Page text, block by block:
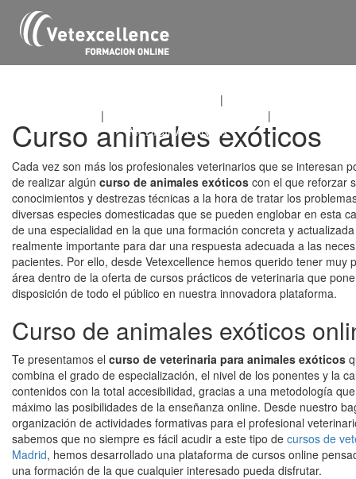
|
| |
MEDICINA CANINA
Curso animales exóticos
Cada vez son más los profesionales veterinarios que se interesan
de realizar algún curso de animales exóticos con el que reforzar
conocimientos y destrezas técnicas a la hora de tratar los
diversas especies domesticadas que se pueden englobar en esta
de una especialidad en la que una formación concreta y
realmente importante para dar una respuesta adecuada a las
pacientes. Por ello, desde Vetexcellence hemos querido tener muy
área dentro de la oferta de cursos prácticos de veterinaria que
disposición de todo el público en nuestra innovadora plataforma.
Curso de animales exóticos
Te presentamos el curso de veterinaria para animales exóticos
combina el grado de especialización, el nivel de los ponentes y la
contenidos con la total accesibilidad, gracias a una metodología
máximo las posibilidades de la enseñanza online. Desde nuestro
organización de actividades formativas para el profesional
sabemos que no siempre es fácil acudir a este tipo de cursos de
Madrid, hemos desarrollado una plataforma de cursos online
una formación de la que cualquier interesado pueda disfrutar.